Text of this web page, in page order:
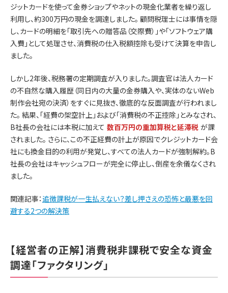
ジットカードを使って金券ショップやネットの現金化業者を繰り返し
利用し、約300万円の現金を調達しました。 顧問税理士には事情を隠
し、カードの明細を「取引先への贈答品（交際費）」や「ソフトウェア購
入費」として処理させ、消費税の仕入税額控除も受けて決算を申告し
ました。
しかし2年後、税務署の定期調査が入りました。調査官は法人カード
の不自然な購入履歴（同日内の大量の金券購入や、実体のないWeb
制作会社宛の決済）をすぐに見抜き、徹底的な反面調査が行われまし
た。 結果、「経費の架空計上」および「消費税の不正控除」とみなされ、
B社長の会社には本税に加えて 数百万円の重加算税と延滞税 が課
されました。 さらに、この不正経費の計上が原因でクレジットカード会
社にも換金目的の利用が発覚し、すべての法人カードが強制解約。B
社長の会社はキャッシュフローが完全に停止し、倒産を余儀なくされ
ました。
関連記事： 追徴課税が一生払えない？差し押さえの恐怖と最悪を回
避する2つの解決策
【経営者の正解】消費税非課税で安全な資金
調達「ファクタリング」